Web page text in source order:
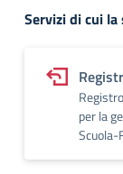
Servizi di cui
per la
Scuola-